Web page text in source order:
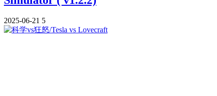
2025-06-21 5